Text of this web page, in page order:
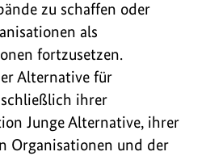
zu schaffen oder
als
fortzusetzen.
Alternative für
ihrer
Junge Alternative, ihrer
Organisationen und der